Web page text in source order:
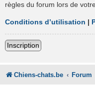
règles du forum lors de
Conditions d’utilisation |
Inscription
Chiens-chats.be Forum